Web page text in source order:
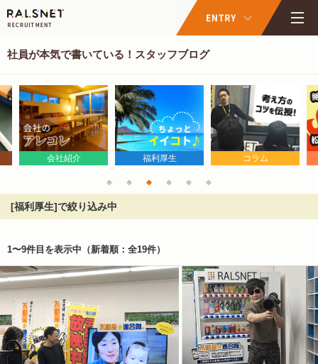
社員が本気で書いている！スタッフブログ
会社紹介 福利厚生 コラム
[福利厚生]で絞り込み中
1〜9件目を表示中 （新着順：全19件）